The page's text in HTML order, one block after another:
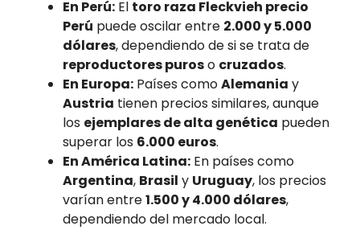
En Perú: El toro raza Fleckvieh precio
Perú puede oscilar entre 2.000 y 5.000
dólares, dependiendo de si se trata de
reproductores puroso cruzados.
En Europa: Países comoAlemania y
Austria tienen precios similares, aunque
los ejemplares de alta genética pueden
superar los 6.000 euros.
En América Latina: En países como
Argentina, Brasil y Uruguay, los precios
varían entre1.500 y 4.000 dólares,
dependiendo del mercado local.